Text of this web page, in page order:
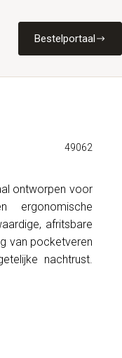
Bestelportaal
49062
ontworpen voor
ergonomische
afritsbare
van pocketveren
nachtrust.